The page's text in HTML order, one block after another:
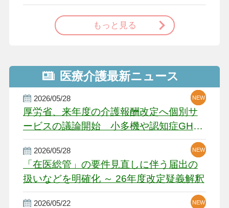
もっと見る
医療介護最新ニュース
2026/05/28
厚労省、来年度の介護報酬改定へ個別サ
ービスの議論開始 小多機や認知症GH、
厳しい経営環境に危機感
NEW
NEW
NEW
2026/05/28
「在医総管」の要件見直しに伴う届出の
扱いなどを明確化 ～ 26年度改定疑義解釈
NEW
NEW
2026/05/22 NEW